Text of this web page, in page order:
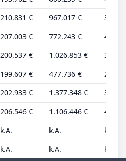
210.831 € 967.017 €
399 €
207.003 € 772.243 €
400 €
200.537 € 1.026.853 €
398 €
199.607 € 477.736 €
273 €
202.933 € 1.377.348 €
369 €
206.546 € 1.106.446 €
412 €
k.A. k.A.
k.A.
k.A. k.A. k.A.